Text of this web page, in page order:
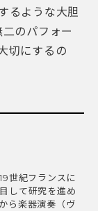
るような大胆
のパフォー
切にするの
世紀フランスに
して研究を進め
ら楽器演奏（ヴ